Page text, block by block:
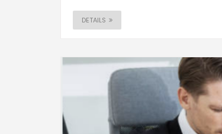
DETAILS